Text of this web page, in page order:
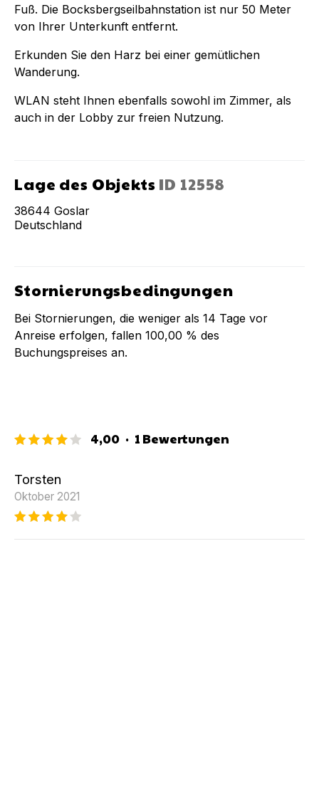
Fuß. Die Bocksbergseilbahnstation ist nur 50 Meter
von Ihrer Unterkunft entfernt.
Erkunden Sie den Harz bei einer gemütlichen
Wanderung.
WLAN steht Ihnen ebenfalls sowohl im Zimmer, als
auch in der Lobby zur freien Nutzung.
Lage des Objekts ID 12558
38644 Goslar
Deutschland
Stornierungsbedingungen
Bei Stornierungen, die weniger als 14 Tage vor
Anreise erfolgen, fallen 100,00 % des
Buchungspreises an.
4,00 · 1 Bewertungen
Torsten
Oktober 2021